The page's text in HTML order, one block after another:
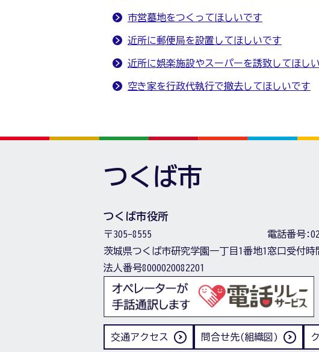
市営墓地をつくってほしいです
近所に郵便局を設置してほしいです
近所に娯楽施設やスーパーを誘致してほし
空き家を行政代執行で撤去してほしいです
つくば市
つくば市役所
〒305-8555
茨城県つくば市研究学園一丁目1番地1
法人番号8000020082201
電話番号:
窓口受付時
交通アクセス 問合せ先(組織図)